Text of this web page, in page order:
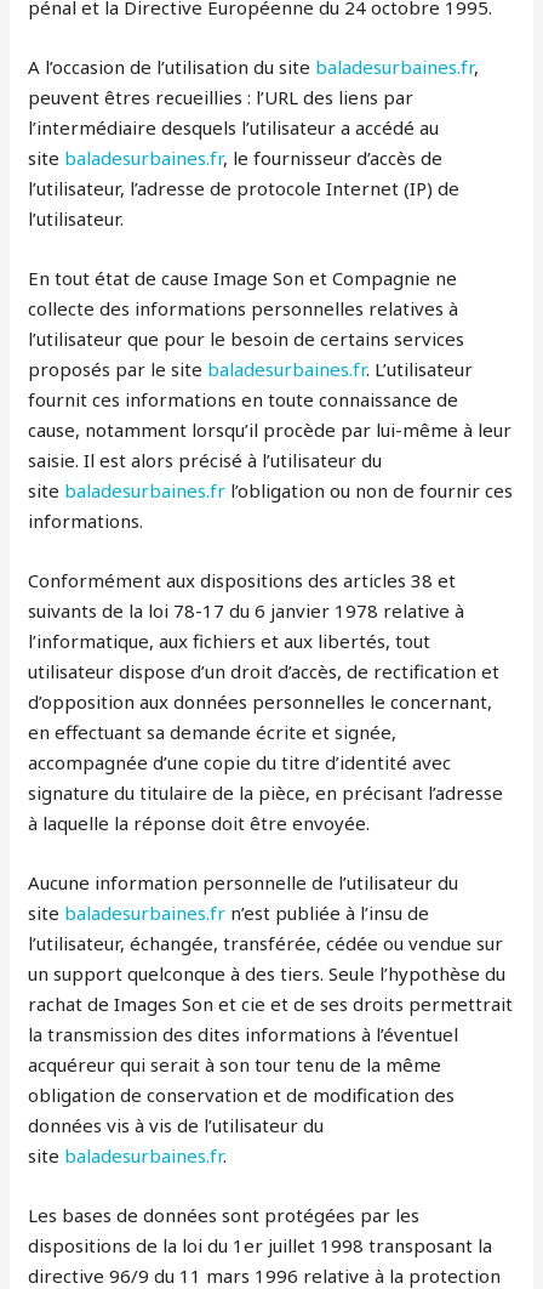
pénal et la Directive Européenne du 24 octobre 1995.
A l’occasion de l’utilisation du site baladesurbaines.fr,
peuvent êtres recueillies : l’URL des liens par
l’intermédiaire desquels l’utilisateur a accédé au
site baladesurbaines.fr, le fournisseur d’accès de
l’utilisateur, l’adresse de protocole Internet (IP) de
l’utilisateur.
En tout état de cause Image Son et Compagnie ne
collecte des informations personnelles relatives à
l’utilisateur que pour le besoin de certains services
proposés par le site baladesurbaines.fr. L’utilisateur
fournit ces informations en toute connaissance de
cause, notamment lorsqu’il procède par lui-même à leur
saisie. Il est alors précisé à l’utilisateur du
site baladesurbaines.fr l’obligation ou non de fournir ces
informations.
Conformément aux dispositions des articles 38 et
suivants de la loi 78-17 du 6 janvier 1978 relative à
l’informatique, aux fichiers et aux libertés, tout
utilisateur dispose d’un droit d’accès, de rectification et
d’opposition aux données personnelles le concernant,
en effectuant sa demande écrite et signée,
accompagnée d’une copie du titre d’identité avec
signature du titulaire de la pièce, en précisant l’adresse
à laquelle la réponse doit être envoyée.
Aucune information personnelle de l’utilisateur du
site baladesurbaines.fr n’est publiée à l’insu de
l’utilisateur, échangée, transférée, cédée ou vendue sur
un support quelconque à des tiers. Seule l’hypothèse du
rachat de Images Son et cie et de ses droits permettrait
la transmission des dites informations à l’éventuel
acquéreur qui serait à son tour tenu de la même
obligation de conservation et de modification des
données vis à vis de l’utilisateur du
site baladesurbaines.fr.
Les bases de données sont protégées par les
dispositions de la loi du 1er juillet 1998 transposant la
directive 96/9 du 11 mars 1996 relative à la protection